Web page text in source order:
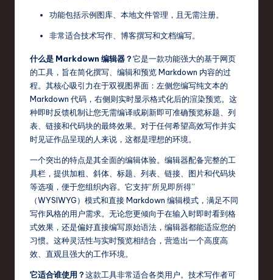
d
S
ft
w
功能包括示例图库、本地文件管理，且无需注册。
非常适合技术写作、博客撰写和文档编写。
什么是 Markdown 编辑器？它是一款功能强大的基于网页
的工具，旨在简化撰写、编辑和预览 Markdown 内容的过
程。其核心吸引力在于双视图界面：左侧您编写纯文本的
Markdown 代码，右侧则实时显示格式化后的渲染预览。这
种即时反馈机制让您无需编译或刷新即可准确预览标题、列
表、链接和代码块的最终效果。对于任何希望高效写作并实
时见证作品呈现的人来说，这都是理想的环境。
一个突出的特点是其全面的编辑体验。编辑器配备完整的工
具栏，提供加粗、斜体、标题、列表、链接、图片和代码块
等选项，便于您组织内容。它支持“所见即所得”
（WYSIWYG）模式和直接 Markdown 编辑模式，满足不同
写作风格的用户需求。无论您更倾向于在输入时即时看到格
式效果，还是偏好直接编写原始语法，编辑器都能适应您的
习惯。这种灵活性与实时预览相结合，营造出一个高度高
效、直观且强大的工作环境。
它适合谁使用？这款工具非常适合各类用户。技术写作者可